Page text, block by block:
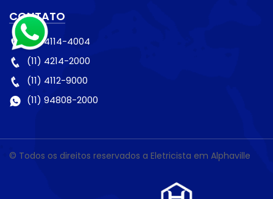
CONTATO
(11) 4114-4004
(11) 4214-2000
(11) 4112-9000
(11) 94808-2000
© Todos os direitos reservados a Eletricista em Alphaville